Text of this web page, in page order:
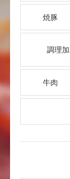
焼豚
調理
牛肉